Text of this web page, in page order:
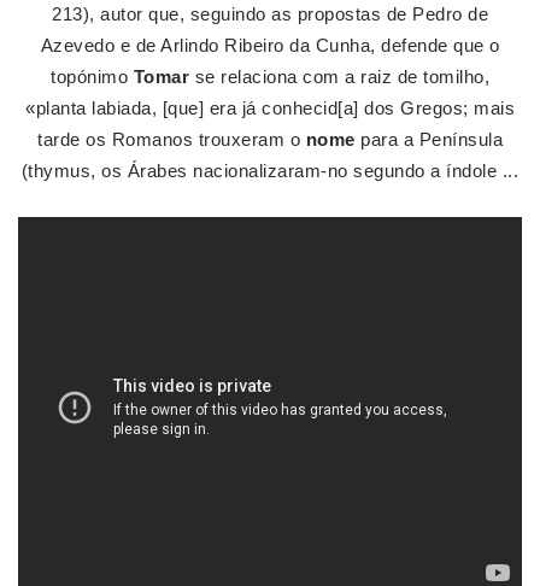
213), autor que, seguindo as propostas de Pedro de
Azevedo e de Arlindo Ribeiro da Cunha, defende que o
topónimo Tomar se relaciona com a raiz de tomilho,
«planta labiada, [que] era já conhecid[a] dos Gregos; mais
tarde os Romanos trouxeram o nome para a Península
(thymus, os Árabes nacionalizaram-no segundo a índole ...